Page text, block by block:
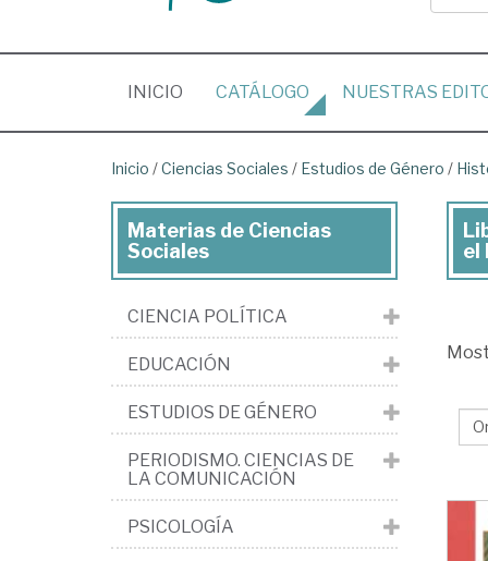
INICIO (CURRENT)
CATÁLOGO NUESTRAS
Inicio /Ciencias Sociales / Estudios de Género /
de
de
>
el
Materias de Ciencias
Sociales
CIENCIA POLÍTICA
EDUCACIÓN
ESTUDIOS DE GÉNERO
PERIODISMO. CIENCIAS DE
LA COMUNICACIÓN
PSICOLOGÍA